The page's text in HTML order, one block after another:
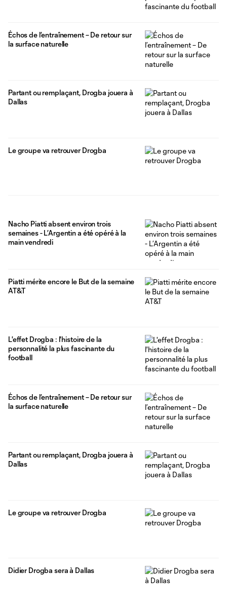
Échos de l’entraînement – De retour sur
la surface naturelle
Partant ou remplaçant, Drogba jouera à
Dallas
Le groupe va retrouver Drogba
Nacho Piatti absent environ trois
semaines - L’Argentin a été opéré à la
main vendredi
Piatti mérite encore le But de la semaine
AT&T
L'effet Drogba : l'histoire de la
personnalité la plus fascinante du
football
Échos de l’entraînement – De retour sur
la surface naturelle
Partant ou remplaçant, Drogba jouera à
Dallas
Le groupe va retrouver Drogba
Didier Drogba sera à Dallas